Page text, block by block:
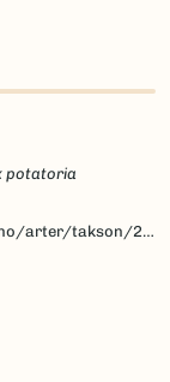
potatoria
29682/beskrivelse